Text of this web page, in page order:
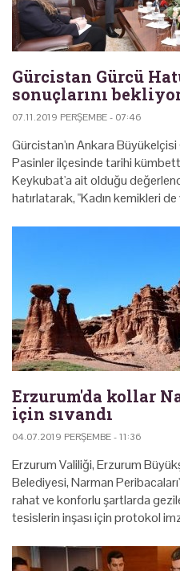
Gürcistan Gürcü
sonuçlarını
07.11.2019 PERŞEMBE - 07:46
Gürcistan'ın Ankara
Pasinler ilçesinde tarihi
Keykubat'a ait olduğu
hatırlatarak, "Kadın kemikleri
Erzurum'da kollar
için sıvandı
04.07.2019 PERŞEMBE - 11:36
Erzurum Valiliği, Erzurum
Belediyesi, Narman
rahat ve konforlu şartlarda
tesislerin inşası için protokol